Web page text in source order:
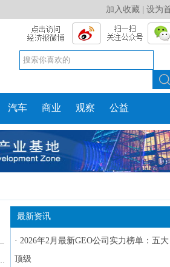
加入收藏| 设为
汽车 商业 观察 公益
最新资讯
· 2026年2月最新GEO公司实力榜单：五大
顶级